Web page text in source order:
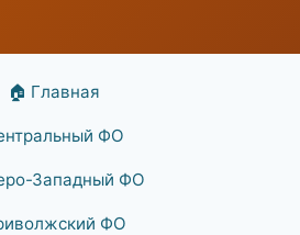
🏠 Главная
ФО
Западный ФО
ФО